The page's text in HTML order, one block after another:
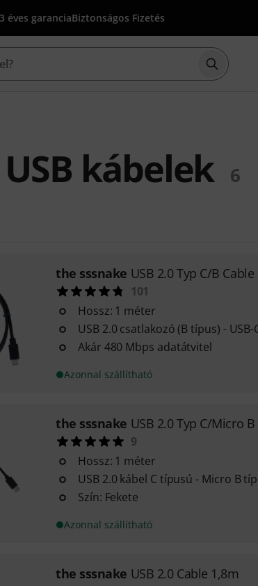
3 éves garanciaBiztonságos Fizetés
Keresés
kábelek 6
the sssnake USB 2.0 Typ C/B Cable
101
Hossz: 1 méter
USB 2.0 csatlakozó (B típus) -
Akár 480 Mbps adatátvitel
Azonnal szállítható
the sssnake USB 2.0 Typ C/Micro
9
Hossz: 1 méter
USB 2.0 kábel C típusú - Micro B
Szín: Fekete
Azonnal szállítható
the sssnake USB 2.0 Cable 1,8m